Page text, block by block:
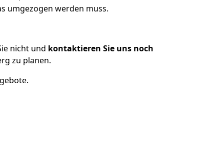
umgezogen werden muss.
nicht und kontaktieren Sie uns noch
zu planen.